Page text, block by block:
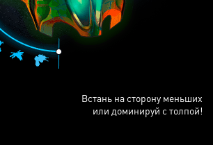
Встань на сторону меньших
или доминируй с толпой!